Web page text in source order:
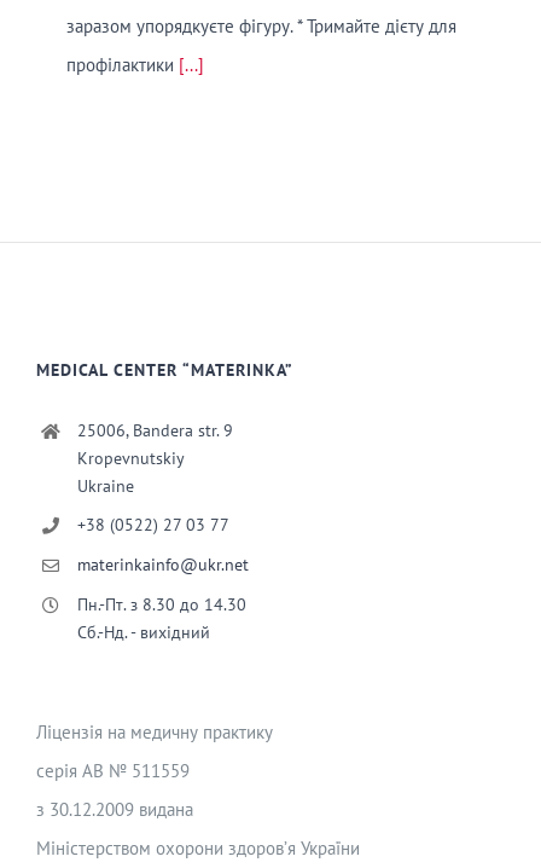
заразом упорядкуєте фігуру. * Тримайте дієту для
профілактики [...]
MEDICAL CENTER “MATERINKA”
25006, Bandera str. 9
Kropevnutskiy
Ukraine
+38 (0522) 27 03 77
materinkainfo@ukr.net
Пн.-Пт. з 8.30 до 14.30
Сб.-Нд. - вихідний
Ліцензія на медичну практику
серія АВ № 511559
з 30.12.2009 видана
Міністерством охорони здоров’я України